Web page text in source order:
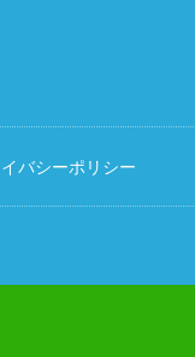
バシーポリシー